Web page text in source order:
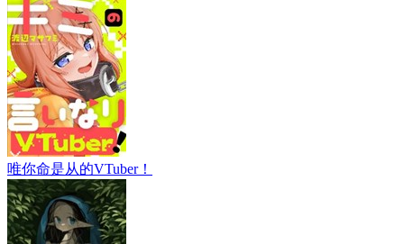
唯你命是从的VTuber！